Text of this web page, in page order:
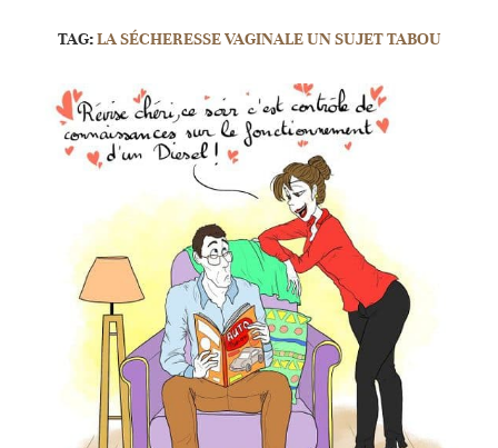
TAG:LA SÉCHERESSE VAGINALE UN SUJET TABOU